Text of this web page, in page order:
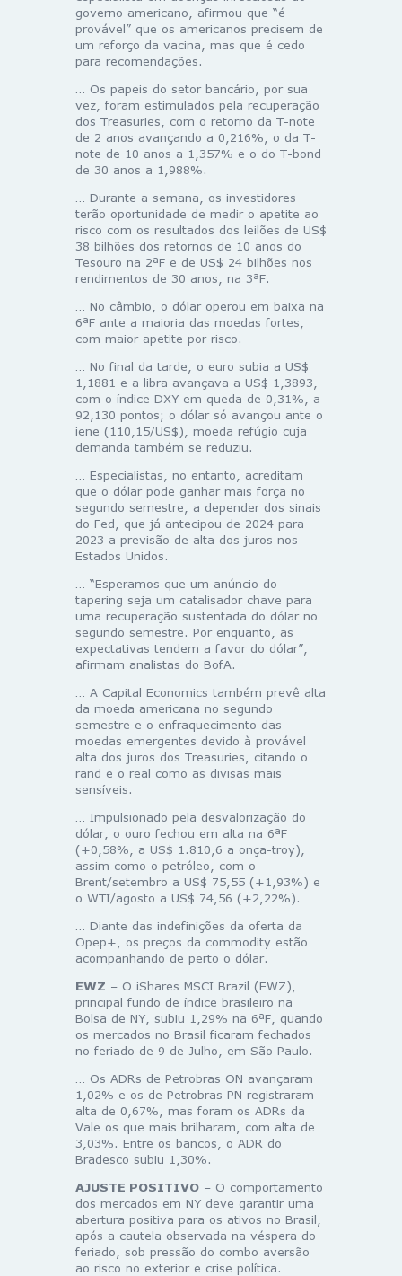
governo americano, afirmou que “é
provável” que os americanos precisem de
um reforço da vacina, mas que é cedo
para recomendações.
… Os papeis do setor bancário, por sua
vez, foram estimulados pela recuperação
dos Treasuries, com o retorno da T-note
de 2 anos avançando a 0,216%, o da T-
note de 10 anos a 1,357% e o do T-bond
de 30 anos a 1,988%.
… Durante a semana, os investidores
terão oportunidade de medir o apetite ao
risco com os resultados dos leilões de US$
38 bilhões dos retornos de 10 anos do
Tesouro na 2ªF e de US$ 24 bilhões nos
rendimentos de 30 anos, na 3ªF.
… No câmbio, o dólar operou em baixa na
6ªF ante a maioria das moedas fortes,
com maior apetite por risco.
… No final da tarde, o euro subia a US$
1,1881 e a libra avançava a US$ 1,3893,
com o índice DXY em queda de 0,31%, a
92,130 pontos; o dólar só avançou ante o
iene (110,15/US$), moeda refúgio cuja
demanda também se reduziu.
… Especialistas, no entanto, acreditam
que o dólar pode ganhar mais força no
segundo semestre, a depender dos sinais
do Fed, que já antecipou de 2024 para
2023 a previsão de alta dos juros nos
Estados Unidos.
… “Esperamos que um anúncio do
tapering seja um catalisador chave para
uma recuperação sustentada do dólar no
segundo semestre. Por enquanto, as
expectativas tendem a favor do dólar”,
afirmam analistas do BofA.
… A Capital Economics também prevê alta
da moeda americana no segundo
semestre e o enfraquecimento das
moedas emergentes devido à provável
alta dos juros dos Treasuries, citando o
rand e o real como as divisas mais
sensíveis.
… Impulsionado pela desvalorização do
dólar, o ouro fechou em alta na 6ªF
(+0,58%, a US$ 1.810,6 a onça-troy),
assim como o petróleo, com o
Brent/setembro a US$ 75,55 (+1,93%) e
o WTI/agosto a US$ 74,56 (+2,22%).
… Diante das indefinições da oferta da
Opep+, os preços da commodity estão
acompanhando de perto o dólar.
EWZ – O iShares MSCI Brazil (EWZ),
principal fundo de índice brasileiro na
Bolsa de NY, subiu 1,29% na 6ªF, quando
os mercados no Brasil ficaram fechados
no feriado de 9 de Julho, em São Paulo.
… Os ADRs de Petrobras ON avançaram
1,02% e os de Petrobras PN registraram
alta de 0,67%, mas foram os ADRs da
Vale os que mais brilharam, com alta de
3,03%. Entre os bancos, o ADR do
Bradesco subiu 1,30%.
AJUSTE POSITIVO – O comportamento
dos mercados em NY deve garantir uma
abertura positiva para os ativos no Brasil,
após a cautela observada na véspera do
feriado, sob pressão do combo aversão
ao risco no exterior e crise política.